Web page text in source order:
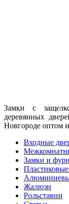
Замки с
деревянных
Новгороде оптом
Входные
Замки и
Жалюзи
Рольставни